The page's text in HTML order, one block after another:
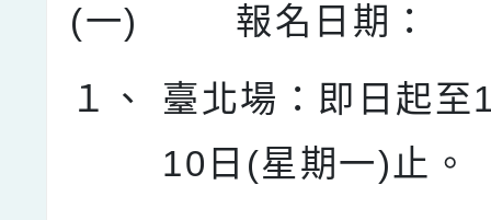
(一)
報名日期：
１、
臺北場：即日起至
10日(星期一)止。